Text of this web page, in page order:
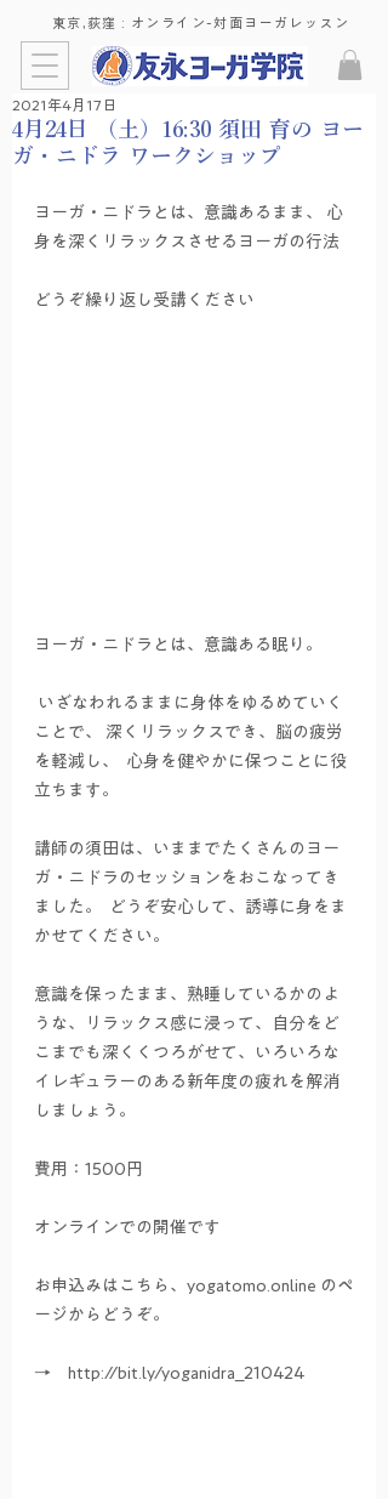
東京,荻窪 : ​オンライン-対面ヨーガレッスン
4月24日 （土）16:30 須田 育の ヨー
ガ・ニドラ ワークショップ
2021年4月17日
ヨーガ・ニドラとは、意識あるまま、 心
身を深くリラックスさせるヨーガの行法
どうぞ繰り返し受講ください
ヨーガ・ニドラとは、意識ある眠り。
ことで、 深くリラックスでき、脳の疲労
を軽減し、  心身を健やかに保つことに役
立ちます。
講師の須田は、いままでたくさんのヨー
ガ・ニドラのセッションをおこなってき
ました。  どうぞ安心して、誘導に身をま
かせてください。
意識を保ったまま、熟睡しているかのよ
うな、リラックス感に浸って、自分をど
こまでも深くくつろがせて、いろいろな
イレギュラーのある新年度の疲れを解消
しましょう。
費用：1500円
オンラインでの開催です
お申込みはこちら、yogatomo.online のペ
ージからどうぞ。
→　http://bit.ly/yoganidra_210424